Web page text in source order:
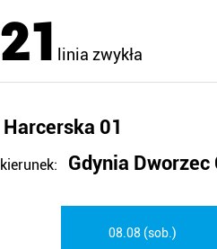
21 linia zwykła
Harcerska 01
kierunek: Gdynia Dworzec
08.08 (sob.)